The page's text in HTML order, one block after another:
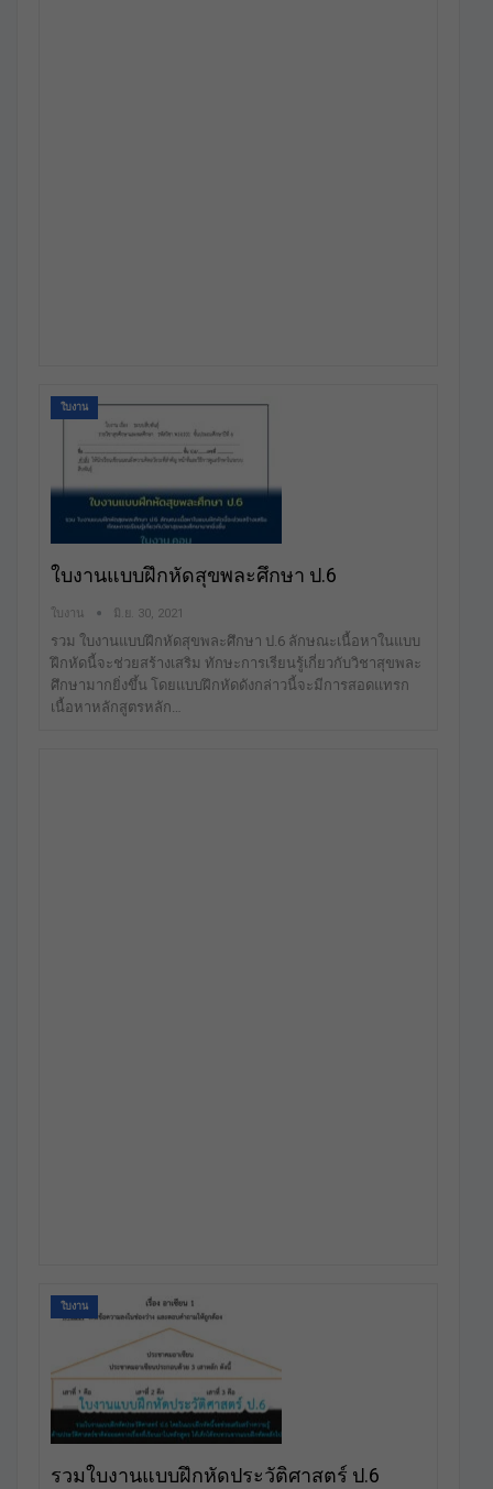
ใบงาน
ใบงานแบบฝึกหัดสุขพละศึกษา ป.6
ใบงาน มิ.ย. 30, 2021
รวม ใบงานแบบฝึกหัดสุขพละศึกษา ป.6 ลักษณะเนื้อหาในแบบ
ฝึกหัดนี้จะช่วยสร้างเสริม ทักษะการเรียนรู้เกี่ยวกับวิชาสุขพละ
ศึกษามากยิ่งขึ้น โดยแบบฝึกหัดดังกล่าวนี้จะมีการสอดแทรก
เนื้อหาหลักสูตรหลัก…
ใบงาน
รวมใบงานแบบฝึกหัดประวัติศาสตร์ ป.6